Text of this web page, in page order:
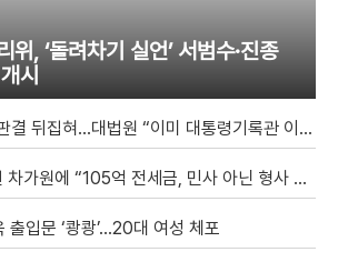
위, ‘돌려차기 실언’ 서범수·진종
시
결 뒤집혀…대법원 “이미 대통령기록관 이관”
“105억 전세금, 민사 아닌 형사 범죄…엄벌 원해” [자막뉴스]
출입문 ‘쾅쾅’…20대 여성 체포